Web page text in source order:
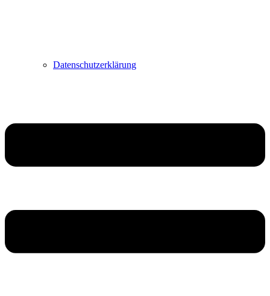
Datenschutzerklärung